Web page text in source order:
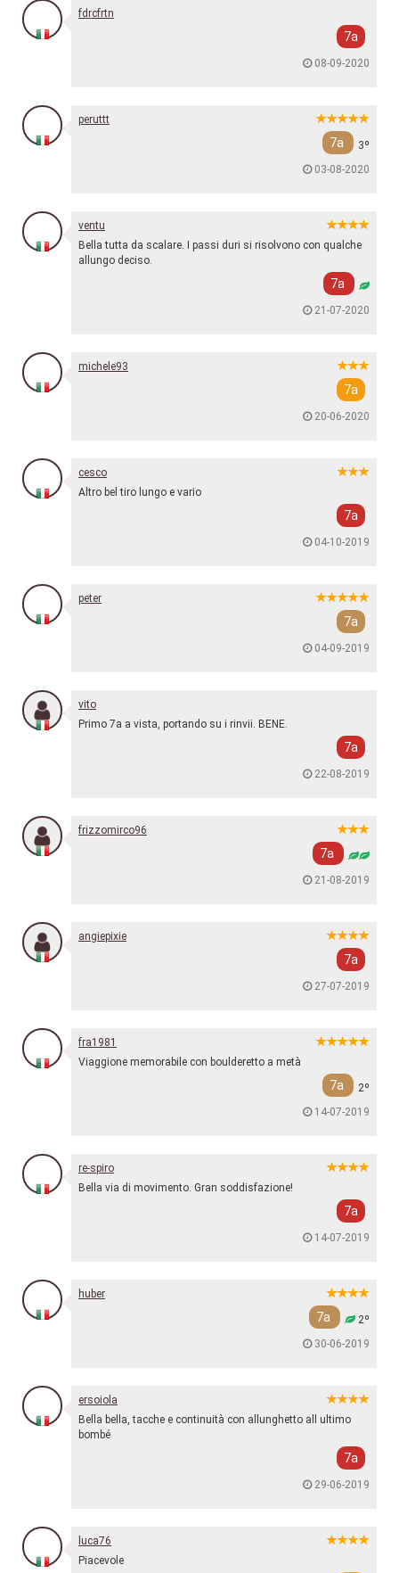
fdrcfrtn
7a
08-09-2020
peruttt
7a
3º
03-08-2020
ventu
Bella tutta da scalare. I passi duri si risolvono con qualche
allungo deciso.
7a
21-07-2020
michele93
7a
20-06-2020
cesco
Altro bel tiro lungo e vario
7a
04-10-2019
peter
7a
04-09-2019
vito
Primo 7a a vista, portando su i rinvii. BENE.
7a
22-08-2019
frizzomirco96
7a
21-08-2019
angiepixie
7a
27-07-2019
fra1981
Viaggione memorabile con boulderetto a metà
7a
2º
14-07-2019
re-spiro
Bella via di movimento. Gran soddisfazione!
7a
14-07-2019
huber
7a
2º
30-06-2019
ersoiola
Bella bella, tacche e continuità con allunghetto all ultimo
bombé
7a
29-06-2019
luca76
Piacevole